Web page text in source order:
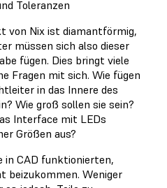
Toleranzen
von Nix ist diamantförmig,
müssen sich also dieser
fügen. Dies bringt viele
Fragen mit sich. Wie fügen
in das Innere des
Wie groß sollen sie sein?
Interface mit LEDs
Größen aus?
in CAD funktionierten,
beizukommen. Weniger